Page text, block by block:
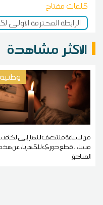
كلمات مفتاح
الرابطة المحترفة الأولى
الاكثر مشاهدة
وطنية
من الساعة منتصف النهار إلى
مساء.. قطع دوري للكهرباء عن
المناطق